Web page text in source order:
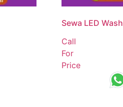
Sewa LED Wash
Call
For
Price